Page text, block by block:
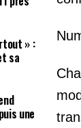
» :
sa
une